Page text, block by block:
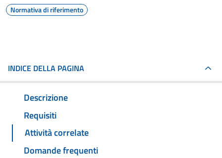
Normativa di riferimento
INDICE DELLA PAGINA
Descrizione
Requisiti
Attività correlate
Domande frequenti